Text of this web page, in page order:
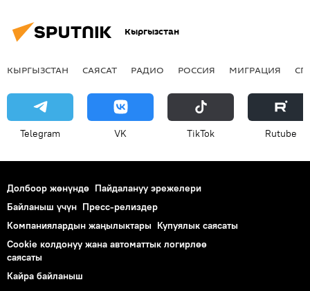
Кыргызстан
КЫРГЫЗСТАН САЯСАТ РАДИО РОССИЯ МИГРАЦИЯ
Telegram VK ТikТоk Rutube
Долбоор жөнүндө Пайдалануу эрежелери
Байланыш үчүн Пресс-релиздер
Компаниялардын жаңылыктары Купуялык саясаты
Cookie колдонуу жана автоматтык логирлөө
саясаты
Кайра байланыш